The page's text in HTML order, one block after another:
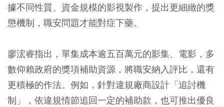
據不同性質、資金規模的影視製作，提出更細緻的獎
懲機制，職安問題才能對症下藥。
廖浤睿指出，單集成本逾五百萬元的影集、電影，多
數仰賴政府的獎項補助資源，將職安納入評比，還有
更積極的作法。例如，針對違規廠商設計「追討機
制」，依違規情節追回一定的補助款，也可推出優良